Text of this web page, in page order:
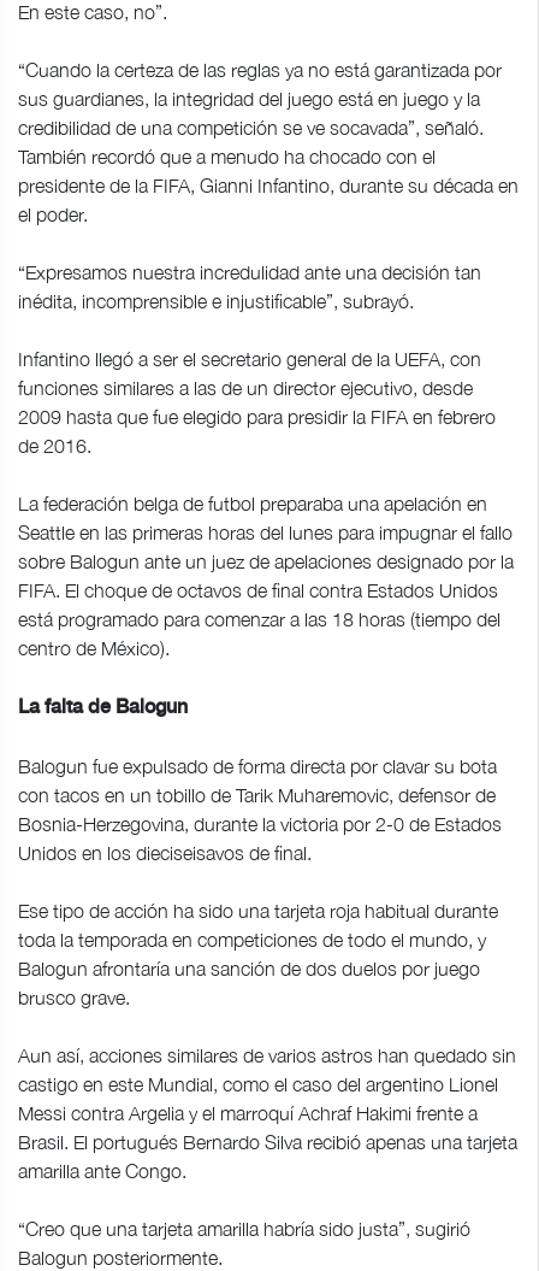
En este caso, no”.
“Cuando la certeza de las reglas ya no está garantizada por
sus guardianes, la integridad del juego está en juego y la
credibilidad de una competición se ve socavada”, señaló.
También recordó que a menudo ha chocado con el
presidente de la FIFA, Gianni Infantino, durante su década en
el poder.
“Expresamos nuestra incredulidad ante una decisión tan
inédita, incomprensible e injustificable”, subrayó.
Infantino llegó a ser el secretario general de la UEFA, con
funciones similares a las de un director ejecutivo, desde
2009 hasta que fue elegido para presidir la FIFA en febrero
de 2016.
La federación belga de futbol preparaba una apelación en
Seattle en las primeras horas del lunes para impugnar el fallo
sobre Balogun ante un juez de apelaciones designado por la
FIFA. El choque de octavos de final contra Estados Unidos
está programado para comenzar a las 18 horas (tiempo del
centro de México).
La falta de Balogun
Balogun fue expulsado de forma directa por clavar su bota
con tacos en un tobillo de Tarik Muharemovic, defensor de
Bosnia-Herzegovina, durante la victoria por 2-0 de Estados
Unidos en los dieciseisavos de final.
Ese tipo de acción ha sido una tarjeta roja habitual durante
toda la temporada en competiciones de todo el mundo, y
Balogun afrontaría una sanción de dos duelos por juego
brusco grave.
Aun así, acciones similares de varios astros han quedado sin
castigo en este Mundial, como el caso del argentino Lionel
Messi contra Argelia y el marroquí Achraf Hakimi frente a
Brasil. El portugués Bernardo Silva recibió apenas una tarjeta
amarilla ante Congo.
“Creo que una tarjeta amarilla habría sido justa”, sugirió
Balogun posteriormente.